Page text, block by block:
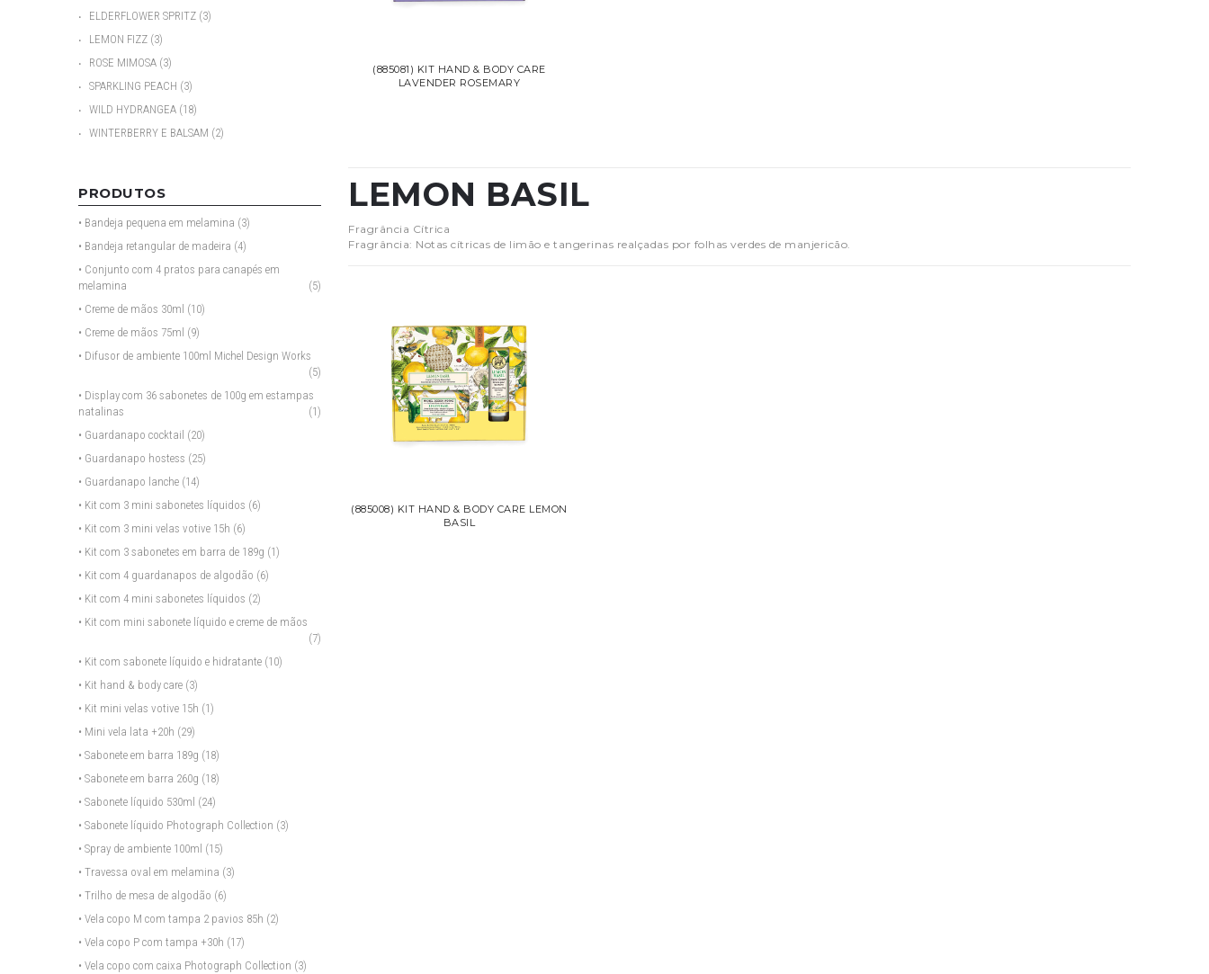
• ELDERFLOWER SPRITZ (3)
• LEMON FIZZ (3)
• ROSE MIMOSA (3)
• SPARKLING PEACH (3)
• WILD HYDRANGEA (18)
• WINTERBERRY E BALSAM (2)
PRODUTOS
• Bandeja pequena em melamina (3)
• Bandeja retangular de madeira (4)
• Conjunto com 4 pratos para canapés em
melamina
(5)
• Creme de mãos 30ml (10)
• Creme de mãos 75ml (9)
• Difusor de ambiente 100ml Michel Design Works
(5)
• Display com 36 sabonetes de 100g em estampas
natalinas
(1)
• Guardanapo cocktail (20)
• Guardanapo hostess (25)
• Guardanapo lanche (14)
• Kit com 3 mini sabonetes líquidos (6)
• Kit com 3 mini velas votive 15h (6)
• Kit com 3 sabonetes em barra de 189g (1)
• Kit com 4 guardanapos de algodão (6)
• Kit com 4 mini sabonetes líquidos (2)
• Kit com mini sabonete líquido e creme de mãos
(7)
• Kit com sabonete líquido e hidratante (10)
• Kit hand & body care (3)
• Kit mini velas votive 15h (1)
• Mini vela lata +20h (29)
• Sabonete em barra 189g (18)
• Sabonete em barra 260g (18)
• Sabonete líquido 530ml (24)
• Sabonete líquido Photograph Collection (3)
• Spray de ambiente 100ml (15)
• Travessa oval em melamina (3)
• Trilho de mesa de algodão (6)
• Vela copo M com tampa 2 pavios 85h (2)
• Vela copo P com tampa +30h (17)
• Vela copo com caixa Photograph Collection (3)
(885081) KIT HAND & BODY CARE
LAVENDER ROSEMARY
LEMON BASIL
Fragrância Cítrica
Fragrância: Notas cítricas de limão e tangerinas realçadas por folhas verdes de manjericão.
(885008) KIT HAND & BODY CARE LEMON
BASIL